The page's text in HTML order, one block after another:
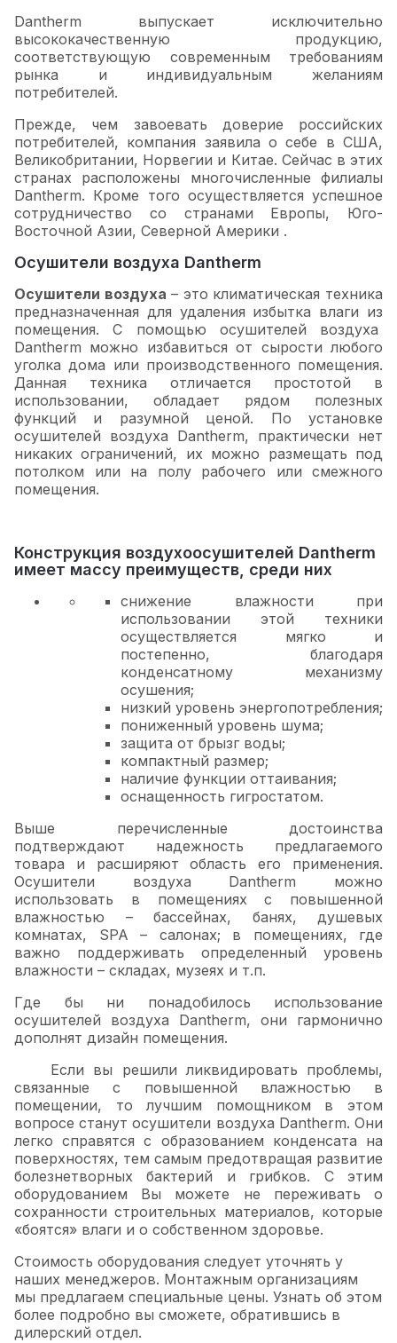
Dantherm выпускает исключительно
высококачественную продукцию,
соответствующую современным требованиям
рынка и индивидуальным желаниям
потребителей.
Прежде, чем завоевать доверие российских
потребителей, компания заявила о себе в США,
Великобритании, Норвегии и Китае. Сейчас в этих
странах расположены многочисленные филиалы
Dantherm. Кроме того осуществляется успешное
сотрудничество со странами Европы, Юго-
Восточной Азии, Северной Америки .
Осушители воздуха Dantherm
Осушители воздуха – это климатическая техника
предназначенная для удаления избытка влаги из
помещения. С помощью осушителей воздуха
Dantherm можно избавиться от сырости любого
уголка дома или производственного помещения.
Данная техника отличается простотой в
использовании, обладает рядом полезных
функций и разумной ценой. По установке
осушителей воздуха Dantherm, практически нет
никаких ограничений, их можно размещать под
потолком или на полу рабочего или смежного
помещения.
Конструкция воздухоосушителей Dantherm
имеет массу преимуществ, среди них
снижение влажности при
использовании этой техники
осуществляется мягко и
постепенно, благодаря
конденсатному механизму
осушения;
низкий уровень энергопотребления;
пониженный уровень шума;
защита от брызг воды;
компактный размер;
наличие функции оттаивания;
оснащенность гигростатом.
Выше перечисленные достоинства
подтверждают надежность предлагаемого
товара и расширяют область его применения.
Осушители воздуха Dantherm можно
использовать в помещениях с повышенной
влажностью – бассейнах, банях, душевых
комнатах, SPA – салонах; в помещениях, где
важно поддерживать определенный уровень
влажности – складах, музеях и т.п.
Где бы ни понадобилось использование
осушителей воздуха Dantherm, они гармонично
дополнят дизайн помещения.
Если вы решили ликвидировать проблемы,
связанные с повышенной влажностью в
помещении, то лучшим помощником в этом
вопросе станут осушители воздуха Dantherm. Они
легко справятся с образованием конденсата на
поверхностях, тем самым предотвращая развитие
болезнетворных бактерий и грибков. С этим
оборудованием Вы можете не переживать о
сохранности строительных материалов, которые
«боятся» влаги и о собственном здоровье.
Стоимость оборудования следует уточнять у
наших менеджеров. Монтажным организациям
мы предлагаем специальные цены. Узнать об этом
более подробно вы сможете, обратившись в
дилерский отдел.